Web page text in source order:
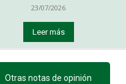
23/07/2026
Leer más
Otras notas de opinión